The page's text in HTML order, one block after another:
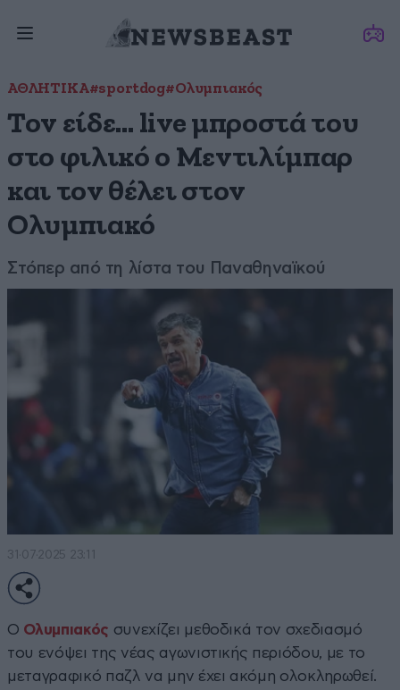
ΑΘΛΗΤΙΚΑ#sportdog#Ολυμπιακός
Τον είδε… live μπροστά του
στο φιλικό ο Μεντιλίμπαρ
και τον θέλει στον
Ολυμπιακό
Στόπερ από τη λίστα του Παναθηναϊκού
31·07·2025 23:11
Ο Ολυμπιακός συνεχίζει μεθοδικά τον σχεδιασμό
του ενόψει της νέας αγωνιστικής περιόδου, με το
μεταγραφικό παζλ να μην έχει ακόμη ολοκληρωθεί.